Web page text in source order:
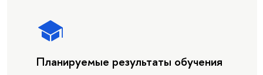
Планируемые результаты обучения